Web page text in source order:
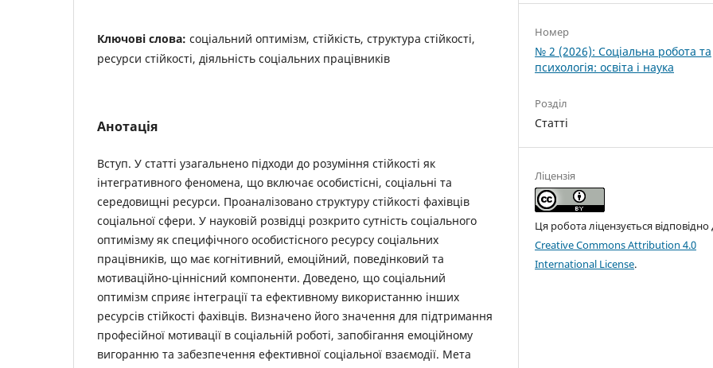
Ключові слова: соціальний оптимізм, стійкість, структура стійкості,
ресурси стійкості, діяльність соціальних працівників
Анотація
Вступ. У статті узагальнено підходи до розуміння стійкості як
інтегративного феномена, що включає особистісні, соціальні та
середовищні ресурси. Проаналізовано структуру стійкості фахівців
соціальної сфери. У науковій розвідці розкрито сутність соціального
оптимізму як специфічного особистісного ресурсу соціальних
працівників, що має когнітивний, емоційний, поведінковий та
мотиваційно-ціннісний компоненти. Доведено, що соціальний
оптимізм сприяє інтеграції та ефективному використанню інших
ресурсів стійкості фахівців. Визначено його значення для підтримання
професійної мотивації в соціальній роботі, запобігання емоційному
вигоранню та забезпечення ефективної соціальної взаємодії. Мета
Номер
№ 2 (2026): Соціальна робота та
психологія: освіта і наука
Розділ
Статті
Ліцензія
Ця робота ліцензується відповідно
Creative Commons Attribution 4.0
International License.